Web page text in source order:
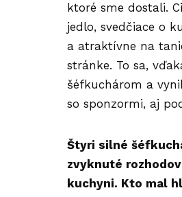
ktoré sme dostali.
jedlo, svedčiace o
a atraktívne na
stránke. To sa,
šéfkuchárom a
so sponzormi, aj
Štyri silné
zvyknuté
kuchyni. Kto mal